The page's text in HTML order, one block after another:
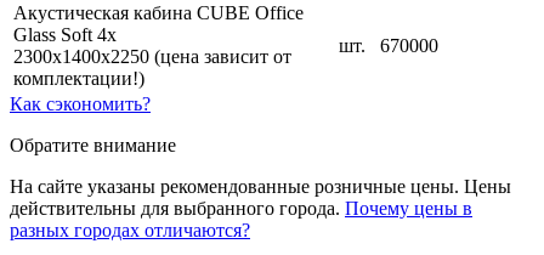
Акустическая кабина CUBE Office
Glass Soft 4x
2300х1400х2250 (цена зависит от
комплектации!)
шт. 670000
Как сэкономить?
Обратите внимание
На сайте указаны рекомендованные розничные цены. Цены
действительны для выбранного города. Почему цены в
разных городах отличаются?